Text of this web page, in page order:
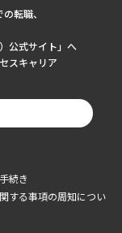
転職、
公式サイト」へ
スキャリア
続き
する事項の周知につい